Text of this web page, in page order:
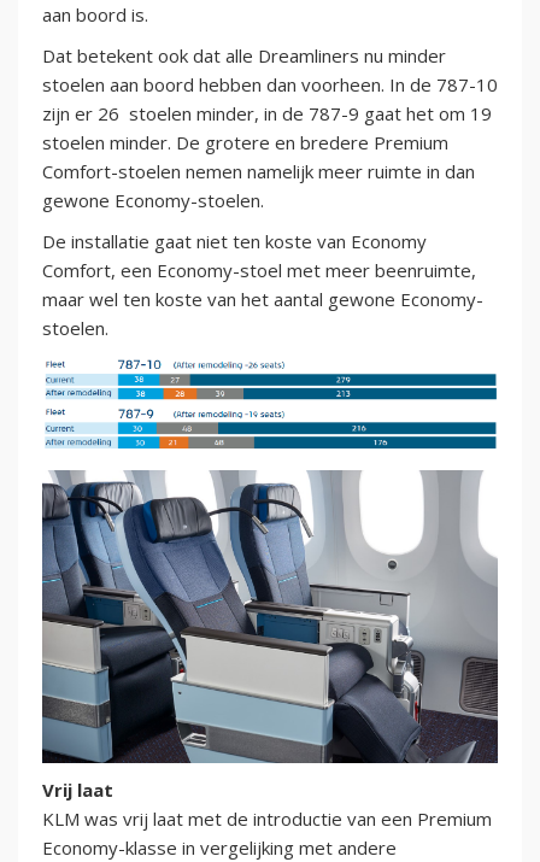
aan boord is.
Dat betekent ook dat alle Dreamliners nu minder
stoelen aan boord hebben dan voorheen. In de 787-10
zijn er 26 stoelen minder, in de 787-9 gaat het om 19
stoelen minder. De grotere en bredere Premium
Comfort-stoelen nemen namelijk meer ruimte in dan
gewone Economy-stoelen.
De installatie gaat niet ten koste van Economy
Comfort, een Economy-stoel met meer beenruimte,
maar wel ten koste van het aantal gewone Economy-
stoelen.
Vrij laat
KLM was vrij laat met de introductie van een Premium
Economy-klasse in vergelijking met andere